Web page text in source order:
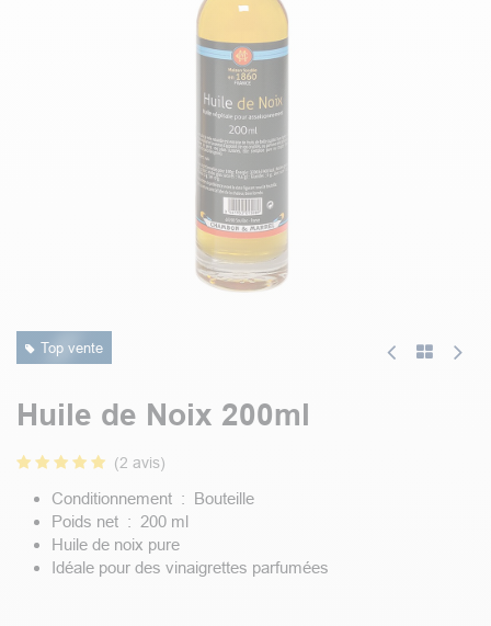
Top vente
Huile de Noix 200ml
(2 avis)
Conditionnement : Bouteille
Poids net : 200 ml
Huile de noix pure
Idéale pour des vinaigrettes parfumées